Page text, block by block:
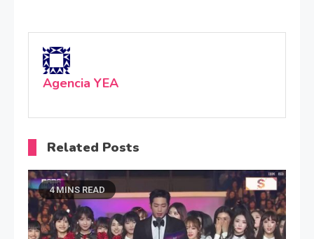
Agencia YEA
Related Posts
4 MINS READ